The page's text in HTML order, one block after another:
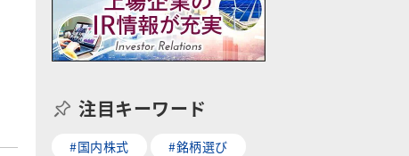
注目キーワード
#国内株式
#銘柄選び